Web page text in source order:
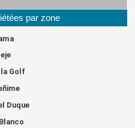
par zone
Golf
Duque